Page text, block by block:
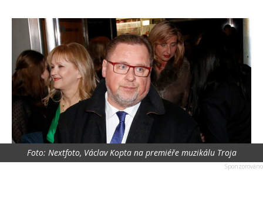
Foto: Nextfoto, Václav Kopta na premiéře muzikálu Troja